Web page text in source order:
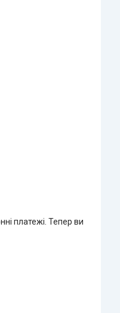
платежі. Тепер ви